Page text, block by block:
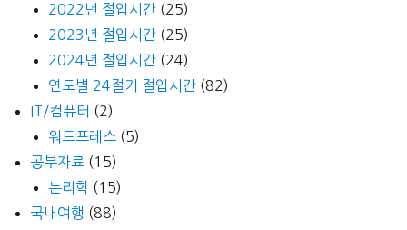
2022년 절입시간 (25)
2023년 절입시간 (25)
2024년 절입시간 (24)
연도별 24절기 절입시간 (82)
IT/컴퓨터 (2)
워드프레스 (5)
공부자료 (15)
논리학 (15)
국내여행 (88)